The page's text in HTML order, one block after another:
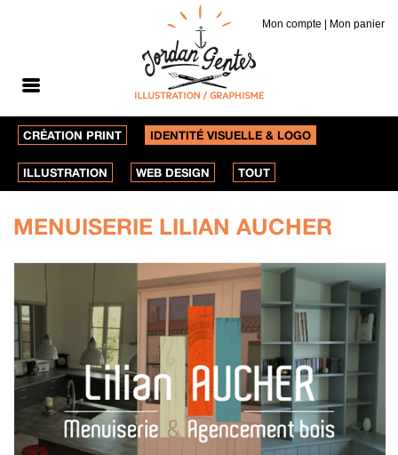
Mon compte Mon panier
CRÉATION PRINT IDENTITÉ VISUELLE & LOGO
ILLUSTRATION WEB DESIGN TOUT
MENUISERIE LILIAN AUCHER